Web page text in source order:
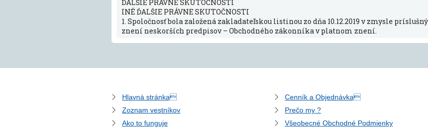
ĎALŠIE PRÁVNE SKUTOČNOSTI
INÉ ĎALŠIE PRÁVNE SKUTOČNOSTI
1. Spoločnosť bola založená zakladateľskou listinou zo dňa 10.12.2019 v zmysle
znení neskorších predpisov – Obchodného zákonníka v platnom znení.
Hlavná stránka
Zoznam vestníkov
Ako to funguje
Cenník a Objednávka
Prečo my ?
Všeobecné Obchodné Podmienky